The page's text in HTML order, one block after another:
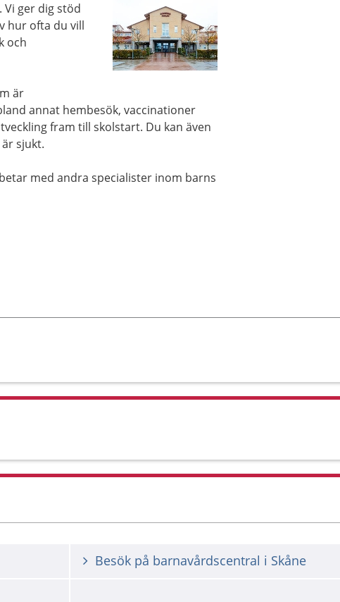
ger dig stöd
hur ofta du vill
och
är
annat hembesök, vaccinationer
fram till skolstart. Du kan även
sjukt.
med andra specialister inom barns
Besök på barnavårdscentral i Skåne